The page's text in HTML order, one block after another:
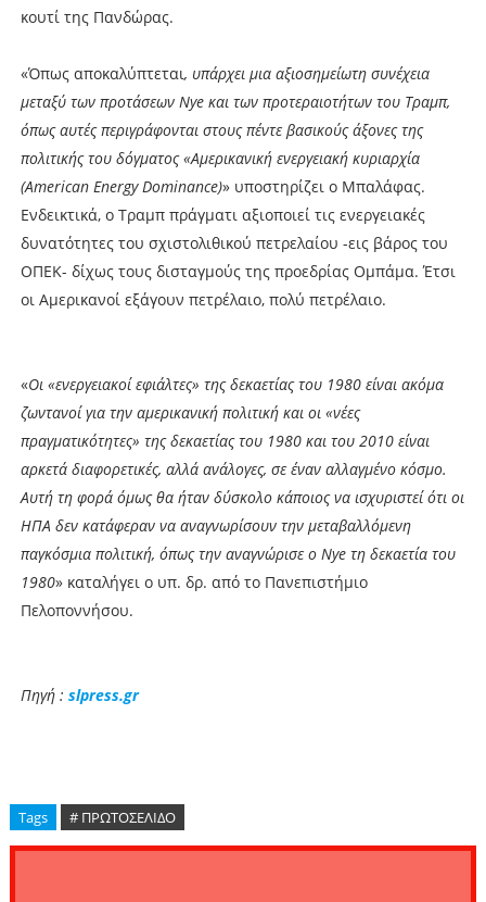
κουτί της Πανδώρας.
«Όπως αποκαλύπτεται, υπάρχει μια αξιοσημείωτη συνέχεια
μεταξύ των προτάσεων Nye και των προτεραιοτήτων του Τραμπ,
όπως αυτές περιγράφονται στους πέντε βασικούς άξονες της
πολιτικής του δόγματος «Αμερικανική ενεργειακή κυριαρχία
(American Energy Dominance)» υποστηρίζει ο Μπαλάφας.
Ενδεικτικά, ο Τραμπ πράγματι αξιοποιεί τις ενεργειακές
δυνατότητες του σχιστολιθικού πετρελαίου -εις βάρος του
ΟΠΕΚ- δίχως τους δισταγμούς της προεδρίας Ομπάμα. Έτσι
οι Αμερικανοί εξάγουν πετρέλαιο, πολύ πετρέλαιο.
«Οι «ενεργειακοί εφιάλτες» της δεκαετίας του 1980 είναι ακόμα
ζωντανοί για την αμερικανική πολιτική και οι «νέες
πραγματικότητες» της δεκαετίας του 1980 και του 2010 είναι
αρκετά διαφορετικές, αλλά ανάλογες, σε έναν αλλαγμένο κόσμο.
Αυτή τη φορά όμως θα ήταν δύσκολο κάποιος να ισχυριστεί ότι οι
ΗΠΑ δεν κατάφεραν να αναγνωρίσουν την μεταβαλλόμενη
παγκόσμια πολιτική, όπως την αναγνώρισε ο Nye τη δεκαετία του
1980» καταλήγει ο υπ. δρ. από το Πανεπιστήμιο
Πελοποννήσου.
Πηγή : slpress.gr
Tags # ΠΡΩΤΟΣΕΛΙΔΟ